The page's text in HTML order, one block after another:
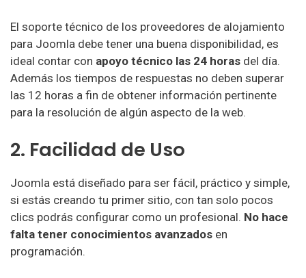
KioNetworks Hosting
Donweb Hosting
COM.AR Hosting
LatinCloud Hosting
Wiroos Hosting
ToWebs Hosting
El soporte técnico de los proveedores de alojamiento
para Joomla debe tener una buena disponibilidad, es
ideal contar con apoyo técnico las 24 horas del día.
Además los tiempos de respuestas no deben superar
las 12 horas a fin de obtener información pertinente
para la resolución de algún aspecto de la web.
2. Facilidad de Uso
Joomla está diseñado para ser fácil, práctico y simple,
si estás creando tu primer sitio, con tan solo pocos
clics podrás configurar como un profesional. No hace
falta tener conocimientos avanzados en
programación.